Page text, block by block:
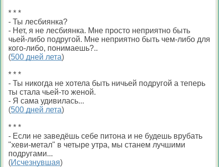
* * *
- Ты лесбиянка?
- Нет, я не лесбиянка. Мне просто неприятно быть
чьей-либо подругой. Мне неприятно быть чем-либо для
кого-либо, понимаешь?..
(500 дней лета)
* * *
- Ты никогда не хотела быть ничьей подругой а теперь
ты стала чьей-то женой.
- Я сама удивилась...
(500 дней лета)
* * *
- Если не заведёшь себе питона и не будешь врубать
"хеви-метал" в четыре утра, мы станем лучшими
подругами...
(Исчезнувшая)